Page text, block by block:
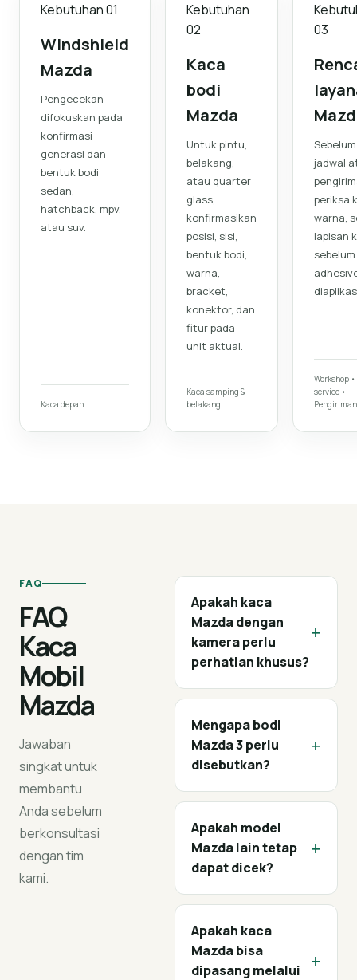
Kebutuhan01
Windshield
Mazda
Pengecekan
difokuskan pada
konfirmasi
generasi dan
bentuk bodi
sedan,
hatchback, mpv,
atau suv.
Kaca depan
Kebutuhan
02
Kaca
bodi
Mazda
Untuk pintu,
belakang,
atau quarter
glass,
konfirmasikan
posisi, sisi,
bentuk bodi,
warna,
bracket,
konektor, dan
fitur pada
unit aktual.
Kaca samping &
belakang
03
Sebelum
jadwal
periksa
warna,
lapisan
sebelum
Workshop
service •
Pengiriman
FAQ
FAQ
Kaca
Mobil
Mazda
Jawaban
singkat untuk
membantu
Anda sebelum
berkonsultasi
dengan tim
kami.
Apakah kaca
Mazda dengan
kamera perlu
perhatian khusus?
+
Mengapa bodi
Mazda 3 perlu
disebutkan?
+
Apakah model
Mazda lain tetap
dapat dicek?
+
Apakah kaca
Mazda bisa
dipasang melalui
+